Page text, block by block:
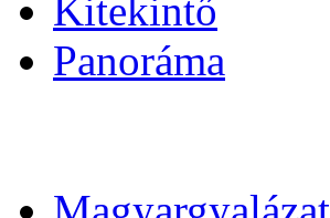
Kitekintő
Panoráma